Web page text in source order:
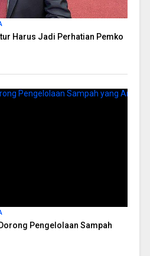
Harus Jadi Perhatian Pemko
Pengelolaan Sampah